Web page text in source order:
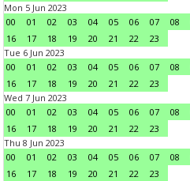
Mon 5 Jun 2023
00
01 02 03 04 05 06 07 08
16
17 18 19 20 21 22
23
Tue 6 Jun 2023
00
01 02 03 04 05 06 07 08
16
17 18 19 20 21 22
23
Wed 7 Jun 2023
00
01 02 03 04 05 06 07 08
16
17 18 19 20 21 22
23
Thu 8 Jun 2023
00
01 02 03 04 05 06 07 08
16
17 18 19 20 21 22
23